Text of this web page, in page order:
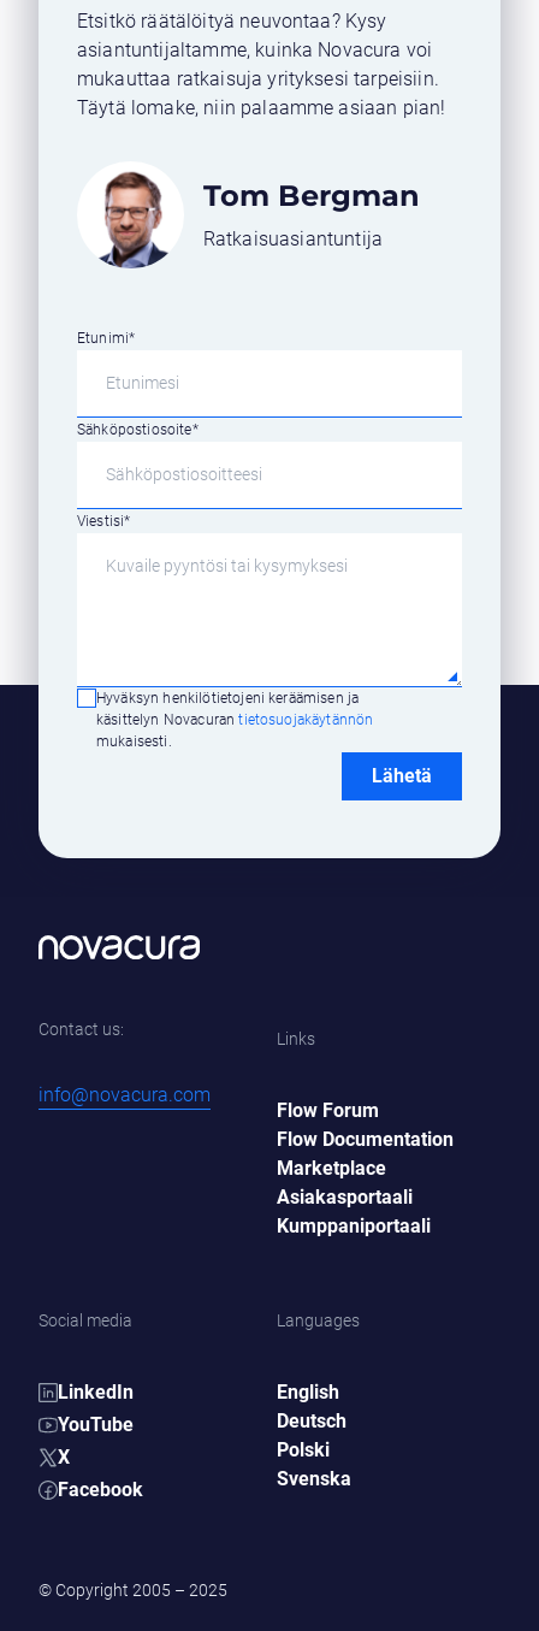
Etsitkö räätälöityä neuvontaa? Kysy
asiantuntijaltamme, kuinka Novacura voi
mukauttaa ratkaisuja yrityksesi tarpeisiin.
Täytä lomake, niin palaamme asiaan pian!
Tom Bergman
Ratkaisuasiantuntija
Etunimi*
Sähköpostiosoite*
Viestisi*
Hyväksyn henkilötietojeni keräämisen ja
käsittelyn Novacurantietosuojakäytännön
mukaisesti.
Contact us:
info@novacura.com
Links
Flow Forum
Flow Documentation
Marketplace
Asiakasportaali
Kumppaniportaali
Social media
LinkedIn
YouTube
X
Facebook
Languages
English
Deutsch
Polski
Svenska
© Copyright 2005 – 2025